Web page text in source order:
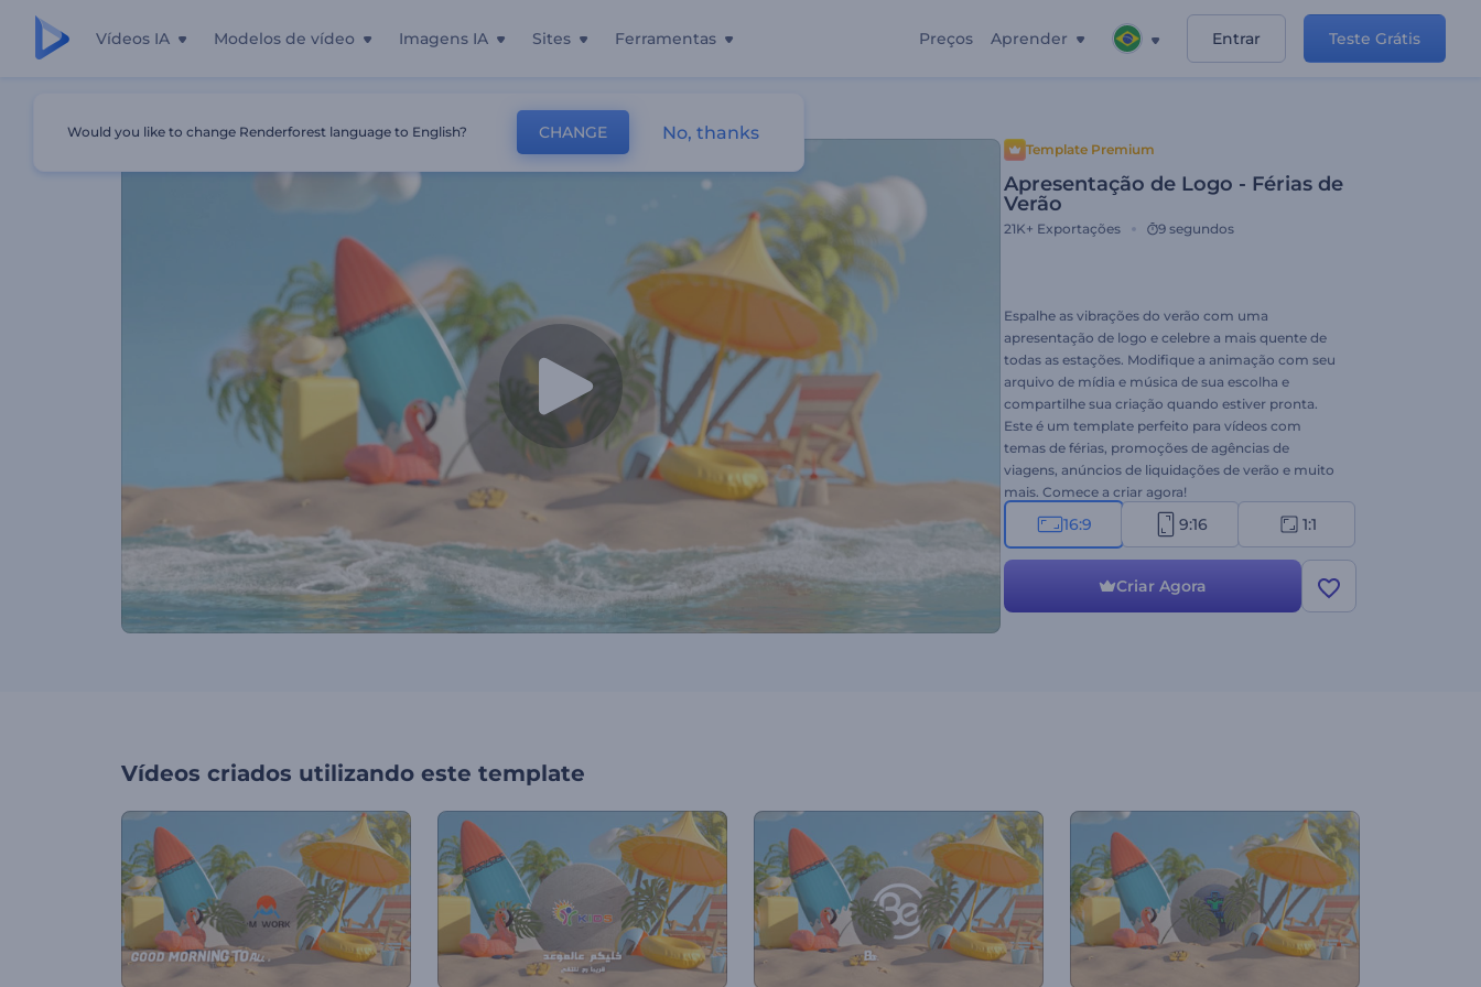
Vídeos IA Modelos de vídeo Imagens IA Sites Ferramentas Preços Aprender Entrar Teste Grátis
Template Premium
Apresentação de Logo - Férias de
Verão
21K+ Exportações 9 segundos
Espalhe as vibrações ​​do verão com uma
apresentação de logo e celebre a mais quente de
todas as estações. Modifique a animação com seu
arquivo de mídia e música de sua escolha e
compartilhe sua criação quando estiver pronta.
Este é um template perfeito para vídeos com
temas de férias, promoções de agências de
viagens, anúncios de liquidações de verão e muito
mais. Comece a criar agora!
16:9 9:16 1:1
Criar Agora
Vídeos criados utilizando este template
Would you like to change Renderforest language to English? CHANGE No, thanks